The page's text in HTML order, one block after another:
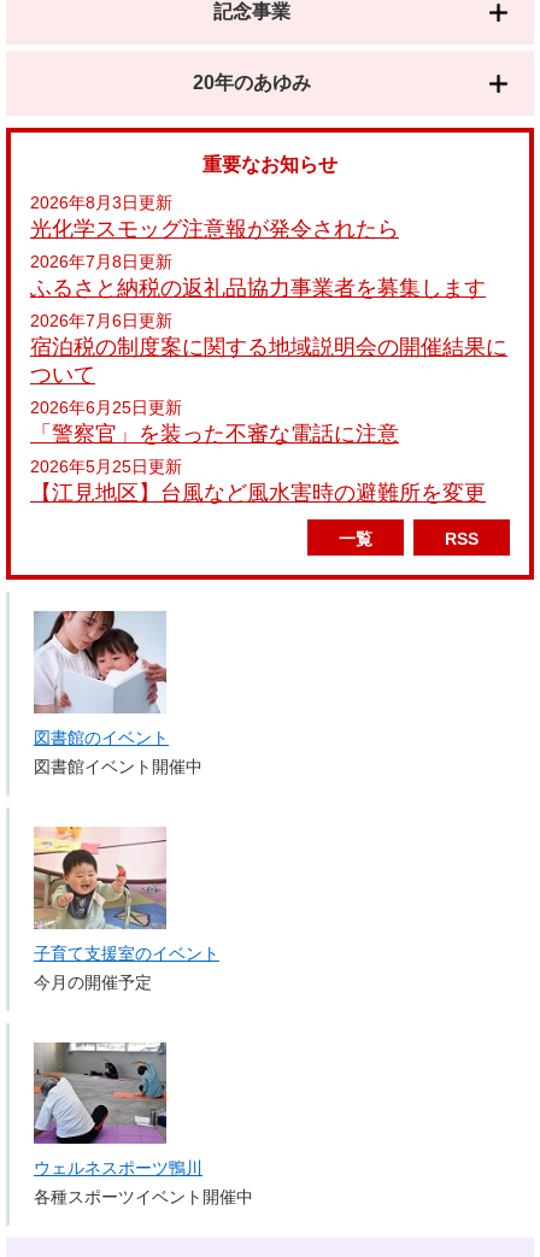
記念事業
20年のあゆみ
重要なお知らせ
2026年8月3日更新
光化学スモッグ注意報が発令されたら
2026年7月8日更新
ふるさと納税の返礼品協力事業者を募集します
2026年7月6日更新
宿泊税の制度案に関する地域説明会の開催結果に
ついて
2026年6月25日更新
「警察官」を装った不審な電話に注意
2026年5月25日更新
【江見地区】台風など風水害時の避難所を変更
一覧 RSS
図書館のイベント
図書館イベント開催中
子育て支援室のイベント
今月の開催予定
ウェルネスポーツ鴨川
各種スポーツイベント開催中